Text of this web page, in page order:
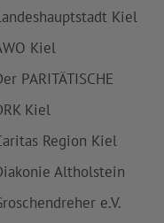
Kiel
Kiel
PARITÄTISCHE
Kiel
Region Kiel
Altholstein
e.V.